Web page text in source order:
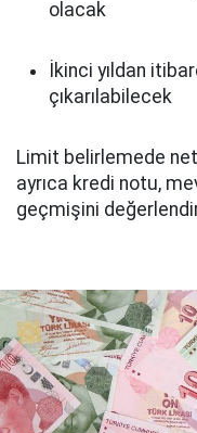
olacak
İkinci yıldan
çıkarılabilecek
Limit belirlemede
ayrıca kredi notu,
geçmişini